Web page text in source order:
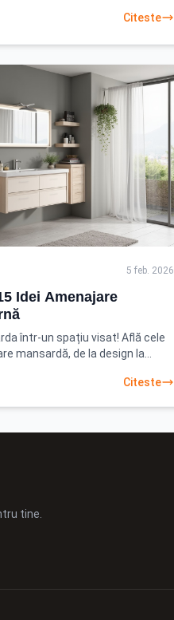
Citeste
5 feb. 2026
Idei Amenajare
într-un spațiu visat! Află cele
mansardă, de la design la
Citeste
tine.